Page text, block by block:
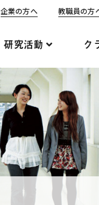
企業の方へ 教職員の方
研究活動 ク